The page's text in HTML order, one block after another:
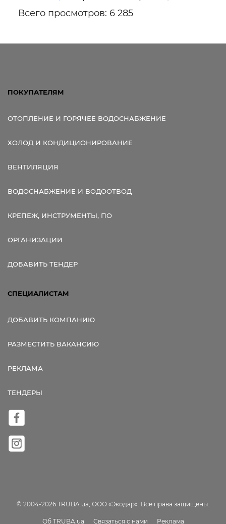
Всего просмотров: 6 285
ПОКУПАТЕЛЯМ
ОТОПЛЕНИЕ И ГОРЯЧЕЕ ВОДОСНАБЖЕНИЕ
ХОЛОД И КОНДИЦИОНИРОВАНИЕ
ВЕНТИЛЯЦИЯ
ВОДОСНАБЖЕНИЕ И ВОДООТВОД
КРЕПЕЖ, ИНСТРУМЕНТЫ, ПО
ОРГАНИЗАЦИИ
ДОБАВИТЬ ТЕНДЕР
СПЕЦИАЛИСТАМ
ДОБАВИТЬ КОМПАНИЮ
РАЗМЕСТИТЬ ВАКАНСИЮ
РЕКЛАМА
ТЕНДЕРЫ
© 2004-2026 TRUBA.ua, ООО «Экодар». Все права защищены.
Об TRUBA.ua Связаться с нами Реклама